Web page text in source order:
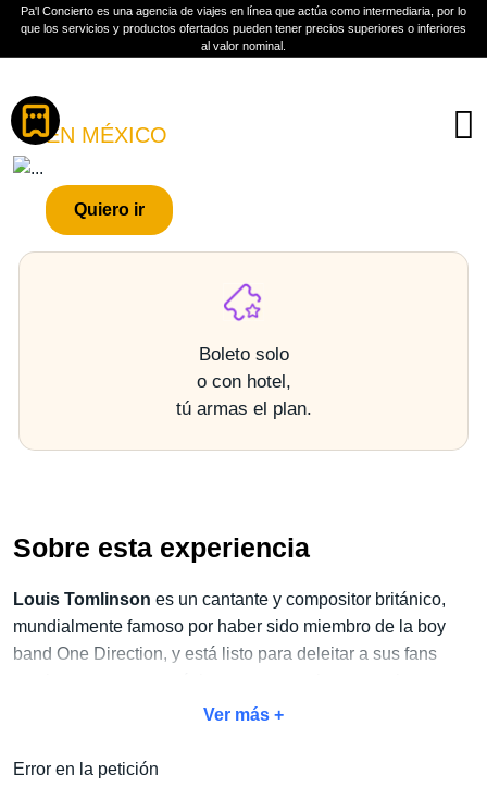
Pa'l Concierto es una agencia de viajes en línea que actúa como intermediaria, por lo
que los servicios y productos ofertados pueden tener precios superiores o inferiores
al valor nominal.
Boletos
LOUIS TOMLINSON
EN MÉXICO
Quiero ir
Boleto solo
o con hotel,
tú armas el plan.
Sobre esta experiencia
Louis Tomlinson es un cantante y compositor británico,
mundialmente famoso por haber sido miembro de la boy
band One Direction, y está listo para deleitar a sus fans
único y aprovecha
Ver más +
Error en la petición